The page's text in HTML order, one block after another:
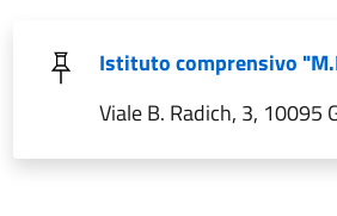
Istituto comprensivo
Viale B. Radich, 3, 10095